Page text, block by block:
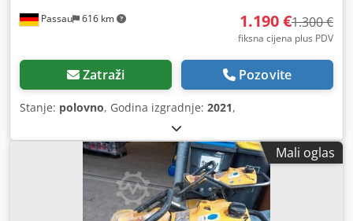
Passau 616 km 1.190 €1.300 €
fiksna cijena plus PDV
Zatraži Pozovite
Stanje: polovno, Godina izgradnje: 2021,
Mali oglas